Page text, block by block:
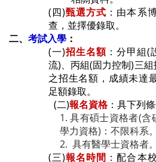
(四)甄選方式 ： 由本系
查，並擇優錄取。
二、 考試入學 ：
(一)招生名額 ：分甲組
流)、丙組(固力控制)三
之招生名額，成績未達
足額錄取。
(二)報名資格：具下列
1. 具有碩士資格者(
學力資格)：不限科系。
2. 具有醫學士資格者。
(三)報名時間 ：配合本